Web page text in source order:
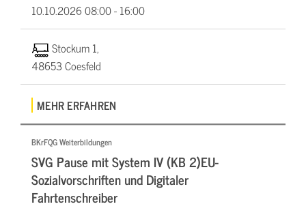
10.10.202608:00 - 16:00
Stockum 1,
48653 Coesfeld
MEHR ERFAHREN
BKrFQG Weiterbildungen
SVG Pause mit System IV (KB 2)EU-
Sozialvorschriften und Digitaler
Fahrtenschreiber